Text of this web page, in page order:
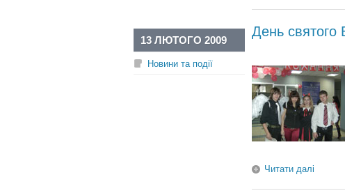
День святого
13 ЛЮТОГО 2009
Новини та події
Читати далі